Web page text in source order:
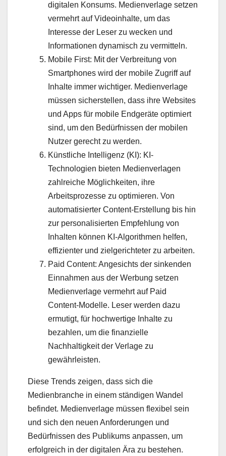
digitalen Konsums. Medienverlage setzen
vermehrt auf Videoinhalte, um das
Interesse der Leser zu wecken und
Informationen dynamisch zu vermitteln.
Mobile First: Mit der Verbreitung von
Smartphones wird der mobile Zugriff auf
Inhalte immer wichtiger. Medienverlage
müssen sicherstellen, dass ihre Websites
und Apps für mobile Endgeräte optimiert
sind, um den Bedürfnissen der mobilen
Nutzer gerecht zu werden.
Künstliche Intelligenz (KI): KI-
Technologien bieten Medienverlagen
zahlreiche Möglichkeiten, ihre
Arbeitsprozesse zu optimieren. Von
automatisierter Content-Erstellung bis hin
zur personalisierten Empfehlung von
Inhalten können KI-Algorithmen helfen,
effizienter und zielgerichteter zu arbeiten.
Paid Content: Angesichts der sinkenden
Einnahmen aus der Werbung setzen
Medienverlage vermehrt auf Paid
Content-Modelle. Leser werden dazu
ermutigt, für hochwertige Inhalte zu
bezahlen, um die finanzielle
Nachhaltigkeit der Verlage zu
gewährleisten.
Diese Trends zeigen, dass sich die
Medienbranche in einem ständigen Wandel
befindet. Medienverlage müssen flexibel sein
und sich den neuen Anforderungen und
Bedürfnissen des Publikums anpassen, um
erfolgreich in der digitalen Ära zu bestehen.